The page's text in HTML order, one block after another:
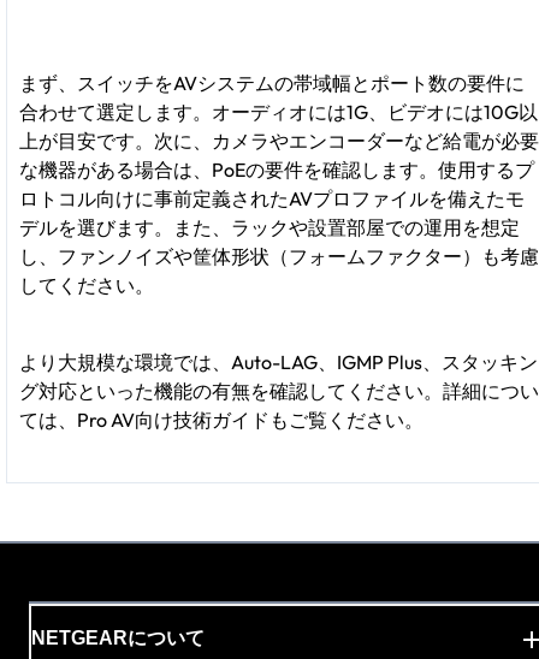
まず、スイッチをAVシステムの帯域幅とポート数の要件に
合わせて選定します。オーディオには1G、ビデオには10G以
上が目安です。次に、カメラやエンコーダーなど給電が必要
な機器がある場合は、PoEの要件を確認します。使用するプ
ロトコル向けに事前定義されたAVプロファイルを備えたモ
デルを選びます。また、ラックや設置部屋での運用を想定
し、ファンノイズや筐体形状（フォームファクター）も考慮
してください。
より大規模な環境では、Auto-LAG、IGMP Plus、スタッキン
グ対応といった機能の有無を確認してください。詳細につい
ては、Pro AV向け技術ガイドもご覧ください。
NETGEARについて